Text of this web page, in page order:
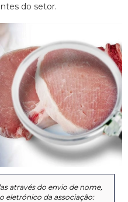
do setor.
através do envio de nome,
eletrónico da associação: